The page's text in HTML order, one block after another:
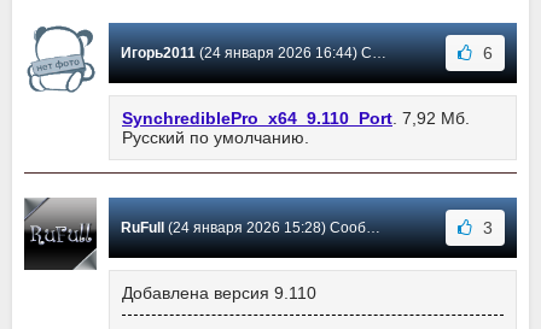
Игорь2011(24 января 2026 16:44) Сообщение #109 6
SynchrediblePro_x64_9.110_Port . 7,92 Мб.
Русский по умолчанию.
RuFull(24 января 2026 15:28) Сообщение #108 3
Добавлена версия 9.110